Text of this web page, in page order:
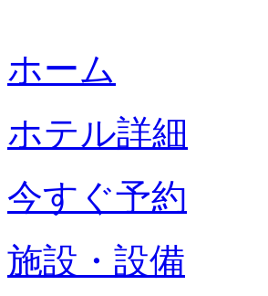
ホーム
ホテル詳細
今すぐ予約
施設・設備